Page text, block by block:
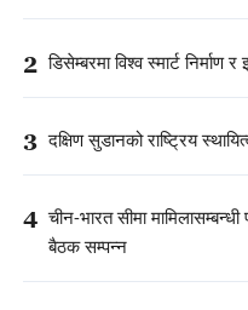
2 डिसेम्बरमा विश्व स्मार्ट
3 दक्षिण सुडानको राष्ट्रिय
4 चीन-भारत सीमा
बैठक सम्पन्न